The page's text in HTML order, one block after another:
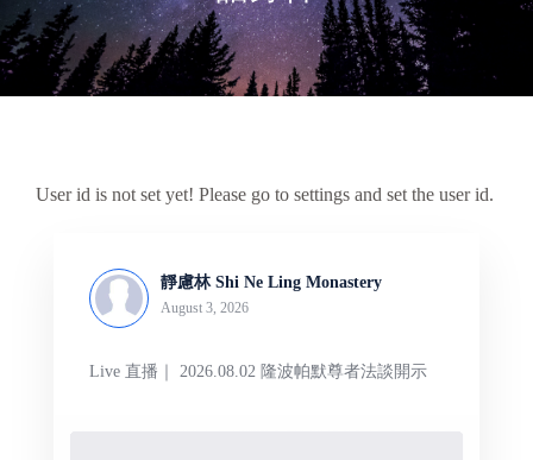
User id is not set yet! Please go to settings and set the user id.
靜慮林 Shi Ne Ling Monastery
August 3, 2026
Live 直播｜ 2026.08.02 隆波帕默尊者法談開示